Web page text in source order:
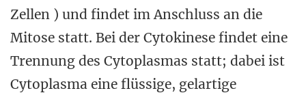
Zellen ) und findet im Anschluss an die
Mitose statt. Bei der Cytokinese findet eine
Trennung des Cytoplasmas statt; dabei ist
Cytoplasma eine flüssige, gelartige